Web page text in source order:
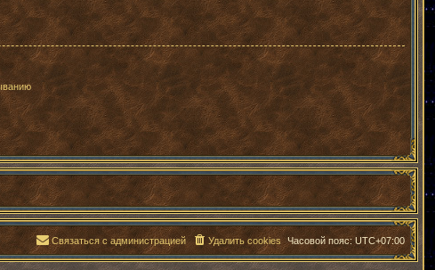
Часовой пояс:UTC+07:00
Удалить cookies
Связаться с администрацией